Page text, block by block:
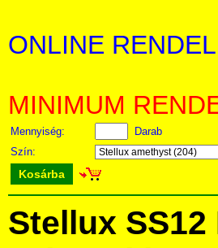
ONLINE
MINIMUM
Mennyiség:
Darab
Szín:
Kosárba
Stellux